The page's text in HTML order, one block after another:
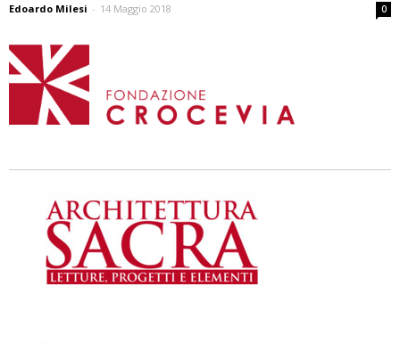
Edoardo Milesi - 14 Maggio 2018 0